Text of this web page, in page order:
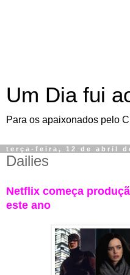
Um Dia fui
Para os apaixonados pelo
terça-feira, 12 de abril
Dailies
Netflix começa
este ano